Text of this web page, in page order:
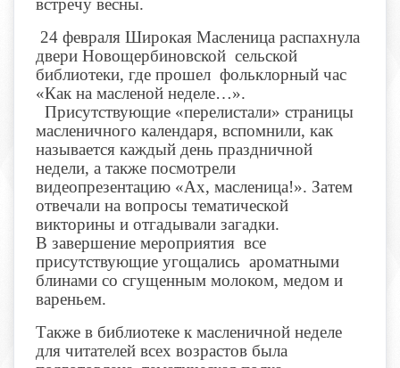
24 февраля Широкая Масленица распахнула
двери Новощербиновской сельской
библиотеки, где прошел фольклорный час
«Как на масленой неделе…».
Присутствующие «перелистали» страницы
масленичного календаря, вспомнили, как
называется каждый день праздничной
недели, а также посмотрели
видеопрезентацию «Ах, масленица!». Затем
отвечали на вопросы тематической
викторины и отгадывали загадки.
В завершение мероприятия все
присутствующие угощались ароматными
блинами со сгущенным молоком, медом и
вареньем.
Также в библиотеке к масленичной неделе
для читателей всех возрастов была